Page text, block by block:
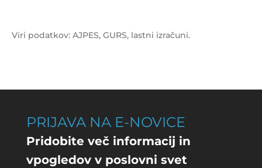
Viri podatkov: AJPES, GURS, lastni izračuni.
PRIJAVA NA E-NOVICE
Pridobite več informacij in
vpogledov v poslovni svet